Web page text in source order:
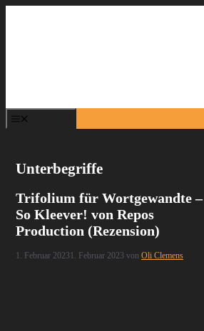
Unterbegriffe
Trifolium für Wortgewandte –
So Kleever! von Repos
Production (Rezension)
1. Februar 20231. Februar 2023 vonOli Clemens